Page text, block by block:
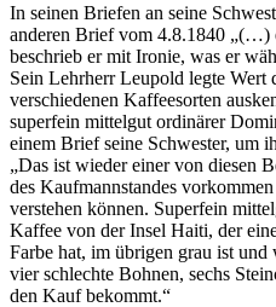
In seinen Briefen an seine
anderen Brief vom 4.8.1840 „(…)
beschrieb er mit Ironie, was er
Sein Lehrherr Leupold legte Wert
verschiedenen Kaffeesorten
superfein mittelgut ordinärer
einem Brief seine Schwester, um
„Das ist wieder einer von diesen
des Kaufmannstandes
verstehen können. Superfein
Kaffee von der Insel Haiti, der
Farbe hat, im übrigen grau ist
vier schlechte Bohnen, sechs
den Kauf bekommt.“